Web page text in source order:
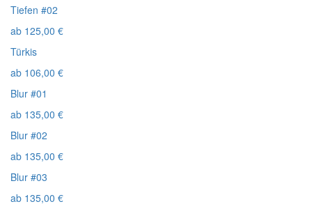
Tiefen #02
ab 125,00 €
Türkis
ab 106,00 €
Blur #01
ab 135,00 €
Blur #02
ab 135,00 €
Blur #03
ab 135,00 €